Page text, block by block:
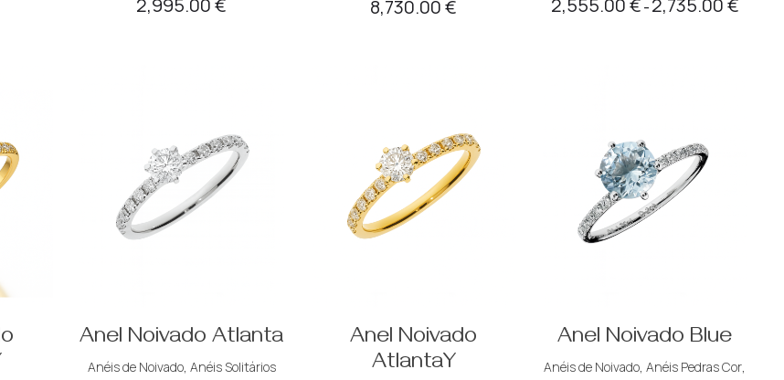
2,995.00€ 8,730.00€ 2,555.00€ – 2,735.00€Price
Anel Noivado Atlanta
Anéis de Noivado, Anéis Solitários
Anel Noivado
AtlantaY
Anel Noivado Blue
Anéis de Noivado,Anéis Pedras Cor,